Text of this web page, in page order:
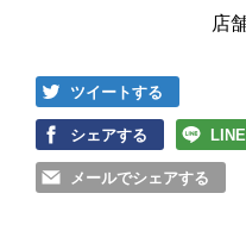
店
ツイートする
シェアする
メールでシェアする